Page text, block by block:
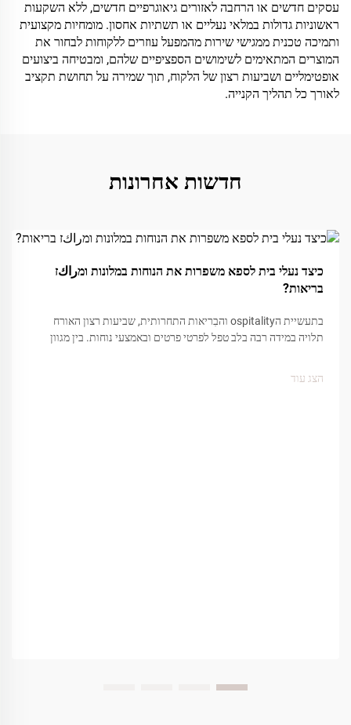
עסקים חדשים או הרחבה לאזורים גיאוגרפיים חדשים, ללא השקעות
ראשוניות גדולות במלאי נעליים או תשתיות אחסון. מומחיות מקצועית
ותמיכה טכנית ממגישי שירות מהמפעל עוזרים ללקוחות לבחור את
המוצרים המתאימים לשימושים הספציפיים שלהם, ומבטיחה ביצועים
אופטימליים ושביעות רצון של הלקוח, תוך שמירה על תחושת תקציב
לאורך כל תהליך הקנייה.
חדשות אחרונות
Dec
כיצד נעלי בית לספא משפרות את הנוחות במלונות ומراكז
בריאות?
בתעשיית הospitality והבִריאות התחרותית, שביעות רצון האורח
תלויה במידה רבה בלב טפל לפרטי פרטים ובאמצעי נוחות. בין מגוון
הצג עוד